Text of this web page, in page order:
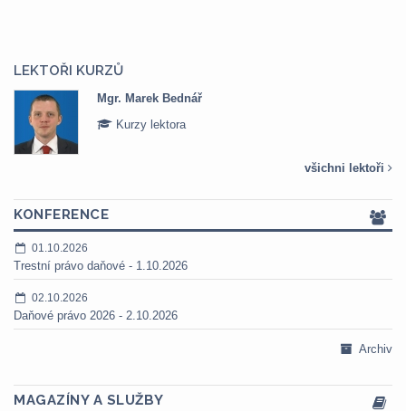
LEKTOŘI KURZŮ
Mgr. Marek Bednář
Kurzy lektora
všichni lektoři
KONFERENCE
01.10.2026
Trestní právo daňové - 1.10.2026
02.10.2026
Daňové právo 2026 - 2.10.2026
Archiv
MAGAZÍNY A SLUŽBY